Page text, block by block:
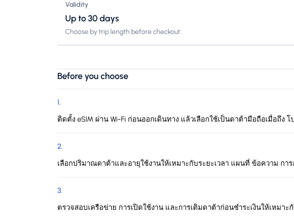
Validity
Up to 30 days
Choose by trip length before checkout.
Before you choose
1.
ติดตั้ง eSIM ผ่าน Wi-Fi ก่อนออกเดินทาง แล้วเลือกใช้เป็นดาต้ามือถือเมื่อถึง
2.
เลือกปริมาณดาต้าและอายุใช้งานให้เหมาะกับระยะเวลา แผนที่ ข้อความ ก
3.
ตรวจสอบเครือข่าย การเปิดใช้งาน และการเติมดาต้าก่อนชำระเงินให้เหมา